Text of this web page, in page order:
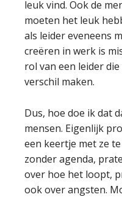
leuk vind. Ook de
moeten het leuk
als leider eveneens
creëren in werk is
rol van een leider
verschil maken.
Dus, hoe doe ik dat
mensen. Eigenlijk
een keertje met ze
zonder agenda,
over hoe het loopt,
ook over angsten.